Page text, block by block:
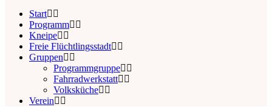
Start
Programm
Kneipe
Freie Flüchtlingsstadt
Gruppen
Programmgruppe
Fahrradwerkstatt
Volksküche
Verein